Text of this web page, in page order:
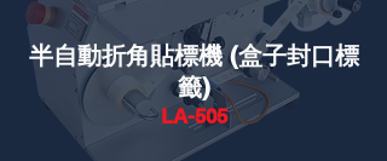
半自動折角貼標機 (盒子封口標
籤)
LA-505